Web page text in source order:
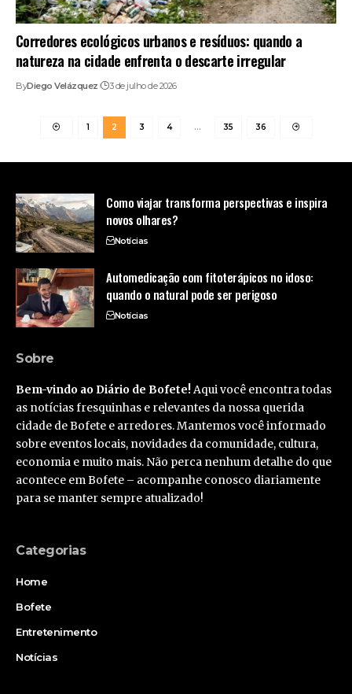
Corredores ecológicos urbanos e resíduos: quando a
natureza na cidade enfrenta o descarte irregular
ByDiego Velázquez 3 de julho de 2026
1 2 3 4 … 35 36
Como viajar transforma perspectivas e inspira
novos olhares?
Notícias
Automedicação com fitoterápicos no idoso:
quando o natural pode ser perigoso
Notícias
Sobre
Bem-vindo ao Diário de Bofete!Aqui você encontra todas
as notícias fresquinhas e relevantes da nossa querida
cidade de Bofete e arredores. Mantemos você informado
sobre eventos locais, novidades da comunidade, cultura,
economia e muito mais. Não perca nenhum detalhe do que
acontece em Bofete – acompanhe conosco diariamente
para se manter sempre atualizado!
Categorias
Home
Bofete
Entretenimento
Notícias